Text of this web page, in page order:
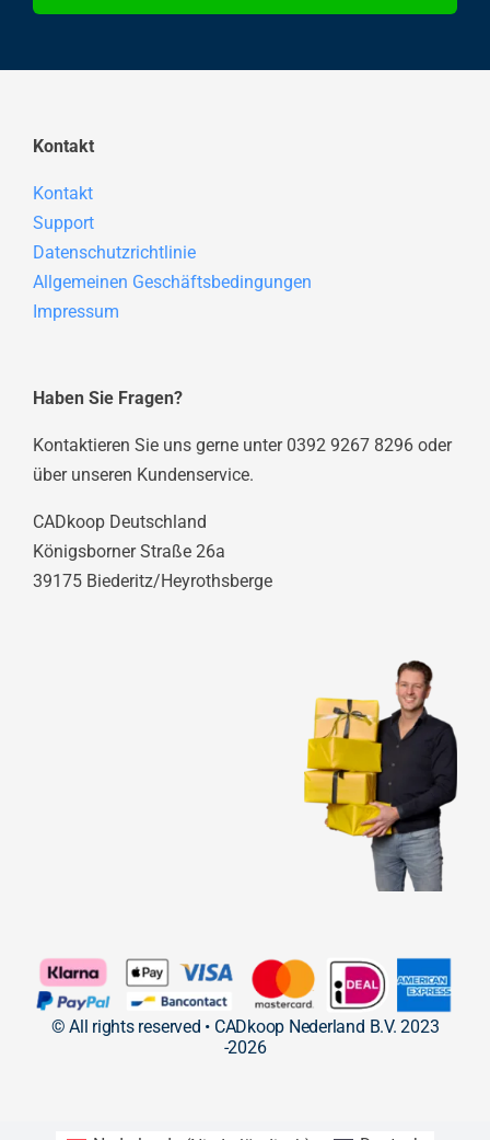
Kontakt
Kontakt
Support
Datenschutzrichtlinie
Allgemeinen Geschäftsbedingungen
Impressum
Haben Sie Fragen?
Kontaktieren Sie uns gerne unter 0392 9267 8296 oder
über unseren Kundenservice.
CADkoop Deutschland
Königsborner Straße 26a
39175 Biederitz/Heyrothsberge
© All rights reserved • CADkoop Nederland B.V. 2023
-2026